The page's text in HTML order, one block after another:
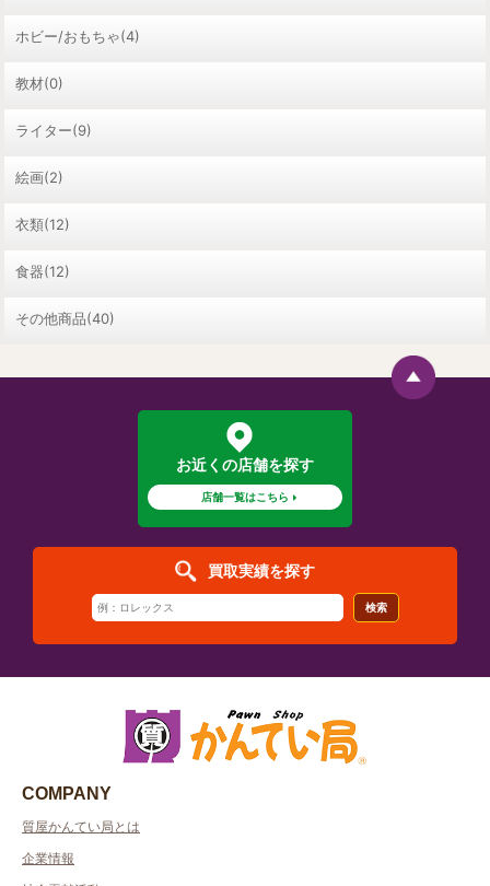
ホビー/おもちゃ(4)
教材(0)
ライター(9)
絵画(2)
衣類(12)
食器(12)
その他商品(40)
お近くの店舗を探す
店舗一覧はこちら
買取実績を探す
検索
COMPANY
質屋かんてい局とは
企業情報